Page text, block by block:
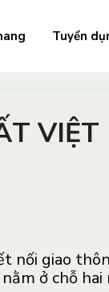
Tuyển
VIỆT
nối giao
ở chỗ hai